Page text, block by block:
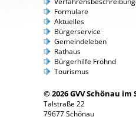
Formulare
Aktuelles
Bürgerservice
Gemeindeleben
Rathaus
Bürgerhilfe Fröhnd
Tourismus
© 2026 GVV Schönau
Talstraße 22
79677 Schönau